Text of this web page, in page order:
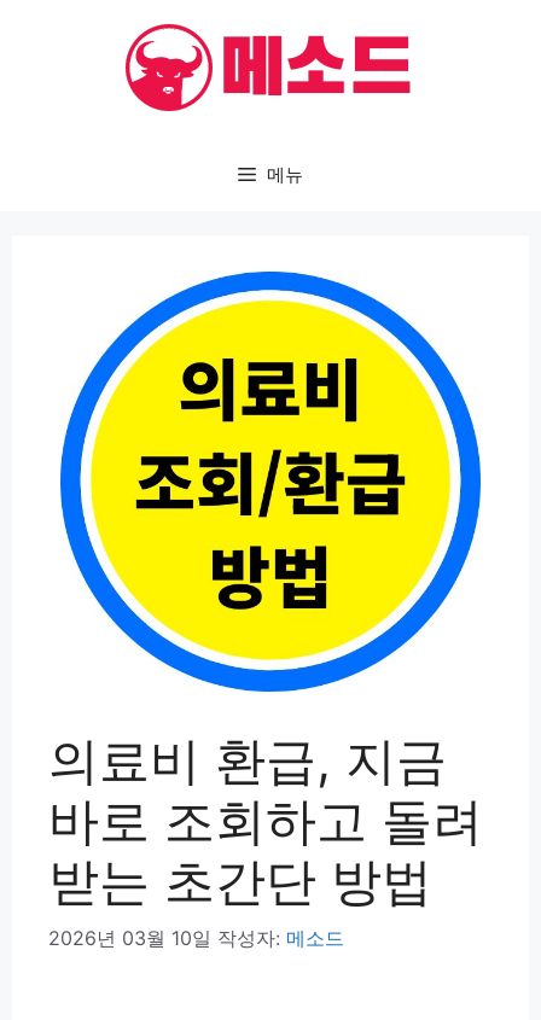
메뉴
의료비 환급, 지금
바로 조회하고 돌려
받는 초간단 방법
2026년 03월 10일 작성자: 메소드